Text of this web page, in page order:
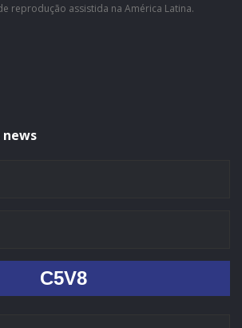
reprodução assistida na América Latina.
news
C5V8